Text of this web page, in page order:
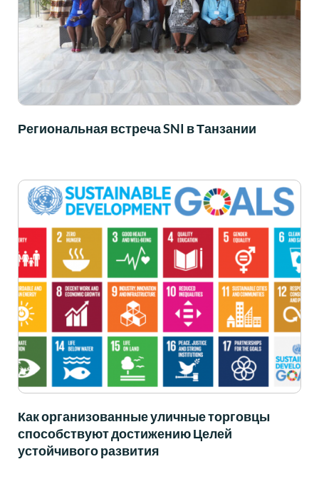
Региональная встреча SNI в Танзании
Как организованные уличные торговцы
способствуют достижению Целей
устойчивого развития